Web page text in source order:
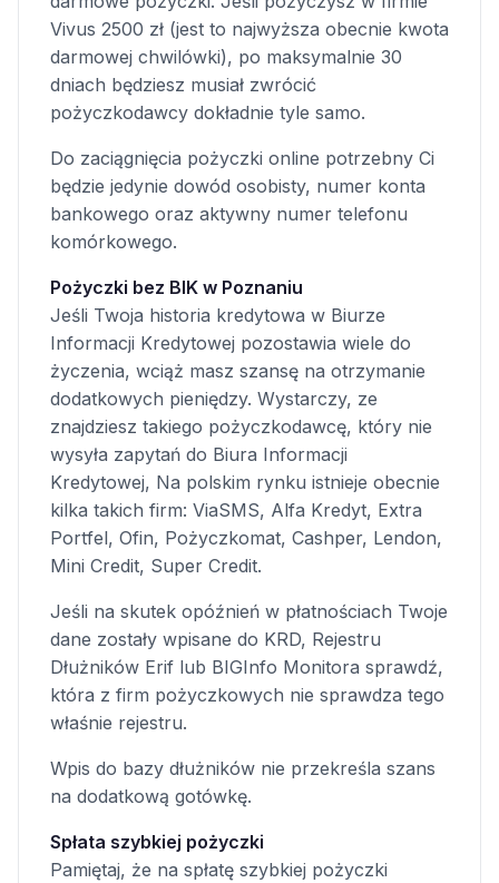
Vivus 2500 zł (jest to najwyższa obecnie kwota
darmowej chwilówki), po maksymalnie 30
dniach będziesz musiał zwrócić
pożyczkodawcy dokładnie tyle samo.
Do zaciągnięcia pożyczki online potrzebny Ci
będzie jedynie dowód osobisty, numer konta
bankowego oraz aktywny numer telefonu
komórkowego.
Pożyczki bez BIK w Poznaniu
Jeśli Twoja historia kredytowa w Biurze
Informacji Kredytowej pozostawia wiele do
życzenia, wciąż masz szansę na otrzymanie
dodatkowych pieniędzy. Wystarczy, ze
znajdziesz takiego pożyczkodawcę, który nie
wysyła zapytań do Biura Informacji
Kredytowej, Na polskim rynku istnieje obecnie
kilka takich firm: ViaSMS, Alfa Kredyt, Extra
Portfel, Ofin, Pożyczkomat, Cashper, Lendon,
Mini Credit, Super Credit.
Jeśli na skutek opóźnień w płatnościach Twoje
dane zostały wpisane do KRD, Rejestru
Dłużników Erif lub BIGInfo Monitora sprawdź,
która z firm pożyczkowych nie sprawdza tego
właśnie rejestru.
Wpis do bazy dłużników nie przekreśla szans
na dodatkową gotówkę.
Spłata szybkiej pożyczki
Pamiętaj, że na spłatę szybkiej pożyczki